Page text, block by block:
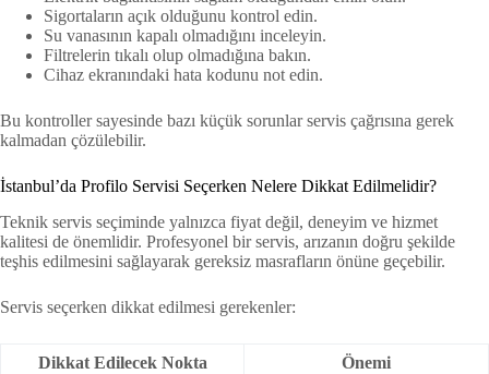
Sigortaların açık olduğunu kontrol edin.
Su vanasının kapalı olmadığını inceleyin.
Filtrelerin tıkalı olup olmadığına bakın.
Cihaz ekranındaki hata kodunu not edin.
Bu kontroller sayesinde bazı küçük sorunlar servis çağrısına gerek
kalmadan çözülebilir.
İstanbul’da Profilo Servisi Seçerken Nelere Dikkat Edilmelidir?
Teknik servis seçiminde yalnızca fiyat değil, deneyim ve hizmet
kalitesi de önemlidir. Profesyonel bir servis, arızanın doğru şekilde
teşhis edilmesini sağlayarak gereksiz masrafların önüne geçebilir.
Servis seçerken dikkat edilmesi gerekenler:
Dikkat Edilecek Nokta Önemi